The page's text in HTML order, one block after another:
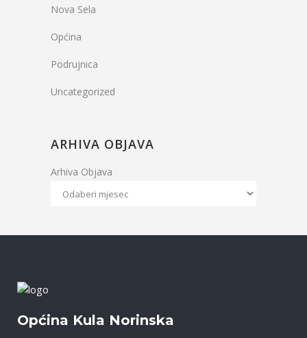
Nova Sela
Općina
Podrujnica
Uncategorized
ARHIVA OBJAVA
Arhiva Objava
Općina Kula Norinska